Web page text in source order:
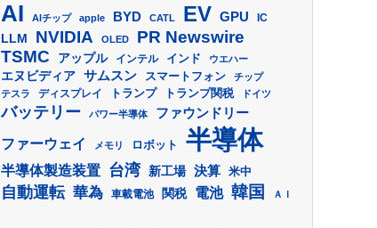
AI AIチップ apple BYD CATL EV GPU IC
LLM NVIDIA OLED PR Newswire
TSMC アップル インテル インド ウエハー
エヌビディア サムスン スマートフォン
チップ
テスラ
ディスプレイ トランプ トランプ関税 ドイツ
バッテリー パワー半導体 ファウンドリー
ファーウェイ メモリ ロボット 半導体
半導体製造装置 台湾 新工場 決算 米中
自動運転 華為 車載電池 関税 電池 韓国 ＡＩ